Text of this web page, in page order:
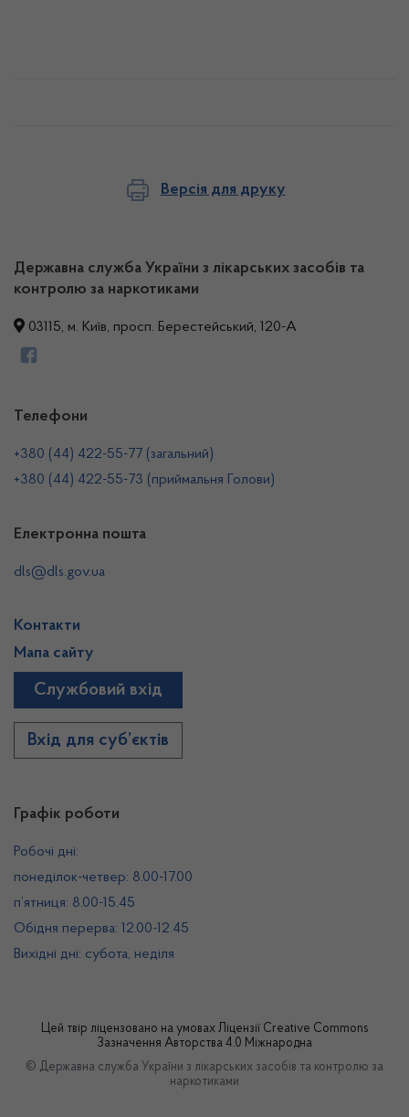
Версія для друку
Державна служба України з лікарських засобів та
контролю за наркотиками
03115, м. Київ, просп. Берестейський, 120-А
Графік роботи
Робочі дні:
понеділок-четвер: 8.00-17.00
п’ятниця: 8.00-15.45
Обідня перерва: 12.00-12.45
Вихідні дні: субота, неділя
Телефони
+380 (44) 422-55-77 (загальний)
+380 (44) 422-55-73 (приймальня Голови)
Електронна пошта
dls@dls.gov.ua
Контакти
Мапа сайту
Службовий вхід
Вхід для суб’єктів
Цей твір ліцензовано на умовах Ліцензії Creative Commons
Зазначення Авторства 4.0 Міжнародна
© Державна служба України з лікарських засобів та контролю за
наркотиками